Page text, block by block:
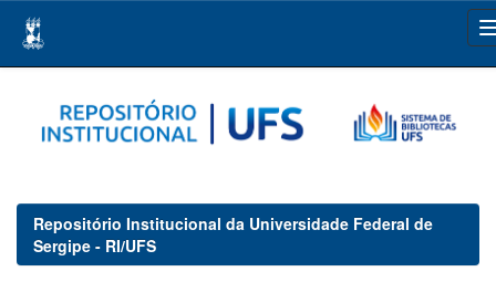
navigation
Repositório Institucional da Universidade Federal de
Sergipe - RI/UFS